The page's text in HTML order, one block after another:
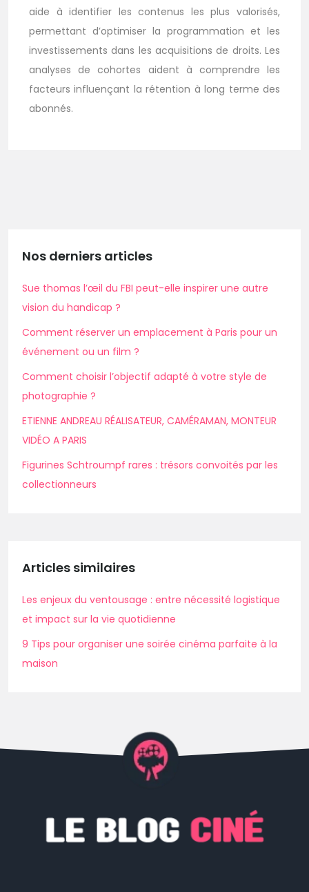
aide à identifier les contenus les plus valorisés,
permettant d’optimiser la programmation et les
investissements dans les acquisitions de droits. Les
analyses de cohortes aident à comprendre les
facteurs influençant la rétention à long terme des
abonnés.
Nos derniers articles
Sue thomas l’œil du FBI peut-elle inspirer une autre
vision du handicap ?
Comment réserver un emplacement à Paris pour un
événement ou un film ?
Comment choisir l’objectif adapté à votre style de
photographie ?
ETIENNE ANDREAU RÉALISATEUR, CAMÉRAMAN, MONTEUR
VIDÉO A PARIS
Figurines Schtroumpf rares : trésors convoités par les
collectionneurs
Articles similaires
Les enjeux du ventousage : entre nécessité logistique
et impact sur la vie quotidienne
9 Tips pour organiser une soirée cinéma parfaite à la
maison